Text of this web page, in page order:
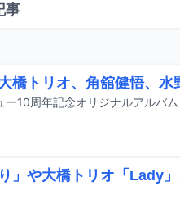
事
橋トリオ、角舘健悟、
」や大橋トリオ「Lady